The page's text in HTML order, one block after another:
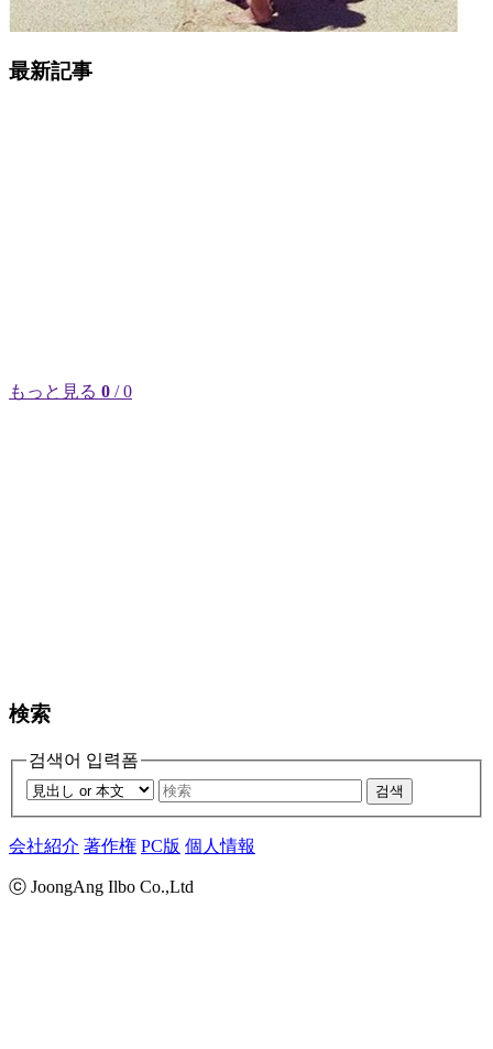
最新記事
もっと見る 0 / 0
検索
검색어 입력폼
검색
会社紹介 著作権 PC版 個人情報
ⓒ JoongAng Ilbo Co.,Ltd